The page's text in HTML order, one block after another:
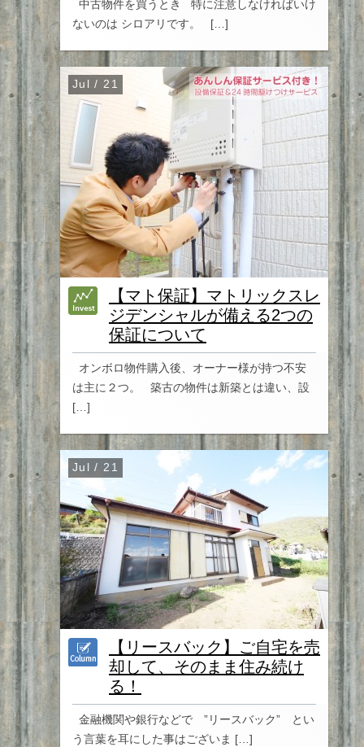
中古物件を買うとき 特に注意しなければいけ
ないのは シロアリです。 […]
Jul / 21
【マト保証】マトリックスレ
ジデンシャルが備える2つの
保証について
オンボロ物件購入後、オーナー様が持つ不安
は主に２つ。 築古の物件は新築とは違い、設
[…]
Jul / 21
【リースバック】ご自宅を売
却して、そのまま住み続け
る！
金融機関や銀行などで ”リースバック” とい
う言葉を耳にした事はございま […]